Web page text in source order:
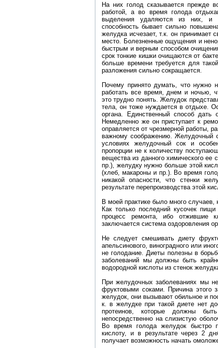
На них голод сказывается прежде
работой, а во время голода
выделения удаляются из них, и
способность бывает сильно
желудка исчезает, т.к. он принимает
место. Болезненные ощущения и
быстрым и верным способом
срок тонкие кишки очищаются от
больше времени требуется для
разложения сильно сокращается.
Почему принято думать, что нужно
работать все время, днем и ночью,
это трудно понять. Желудок
тела, он тоже нуждается в отдыхе.
органа. Единственный способ
Немедленно же он приступает к
оправляется от чрезмерной работы,
важному соображению. Желудочный
условиях желудочный сок и
пропорции не к количеству
вещества из данного химического
пр.), желудку нужно больше этой
(хлеб, макароны и пр.). Во время
никакой опасности, что стенки
результате перепроизводства этой
В моей практике было много
Как только последний кусочек
процесс ремонта, ибо отжившие
заключается система оздоровления
Не следует смешивать диету
апельсинового, виноградного или
не голодание. Диеты полезны в
заболеваний мы должны быть
водородной кислоты из стенок
При желудочных заболеваниях мы
фруктовыми соками. Причина этого
желудок, они вызывают обильное и
к. в желудке при такой диете нет
протеинов, которые должны
непосредственно на слизистую
Во время голода желудок быстро
кислоту, и в результате через 2
получает возможность начать